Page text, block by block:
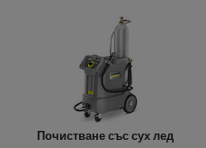
Почистване със сух лед